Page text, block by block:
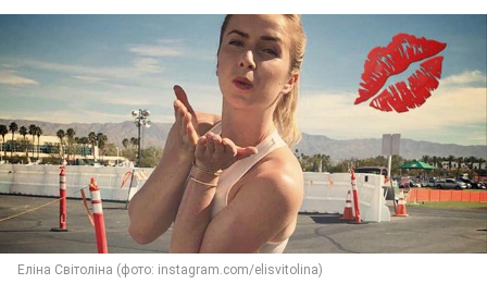
Еліна Світоліна (фото: instagram.com/elisvitolina)